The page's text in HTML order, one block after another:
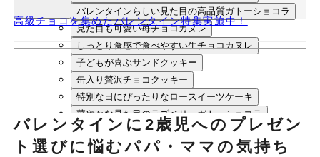
バレンタインらしい見た目の高品質ガトーショコラ
見た目も可愛い苺チョコカヌレ
しっとり食感で食べやすい生チョコカヌレ
子どもが喜ぶサンドクッキー
缶入り贅沢チョコクッキー
特別な日にぴったりなロースイーツケーキ
華やかな見た目のラズベリーガトーショコラ
まとめ：2歳の子どもに贈る安心・安全なバレンタインギフ
ト
高級チョコを集めたバレンタイン特集実施中！
バレンタインに2歳児へのプレゼン
ト選びに悩むパパ・ママの気持ち